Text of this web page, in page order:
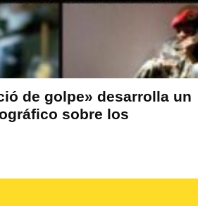
de golpe» desarrolla un
sobre los